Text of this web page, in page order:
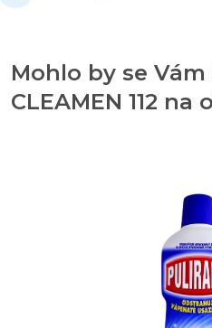
Mohlo by se
CLEAMEN 112 na